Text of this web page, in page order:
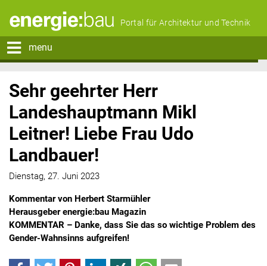
Portal für Architektur und Technik
menu
Sehr geehrter Herr
Landeshauptmann Mikl
Leitner! Liebe Frau Udo
Landbauer!
Dienstag, 27. Juni 2023
Kommentar von Herbert Starmühler
Herausgeber energie:bau Magazin
KOMMENTAR – Danke, dass Sie das so wichtige Problem des
Gender-Wahnsinns aufgreifen!